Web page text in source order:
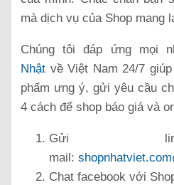
mà dịch vụ của Shop mang
Chúng tôi đáp ứng mọi
Nhật về Việt Nam 24/7
phẩm ưng ý, gửi yêu cầu
4 cách để shop báo giá và
Gửi
mail:
Chat facebook với